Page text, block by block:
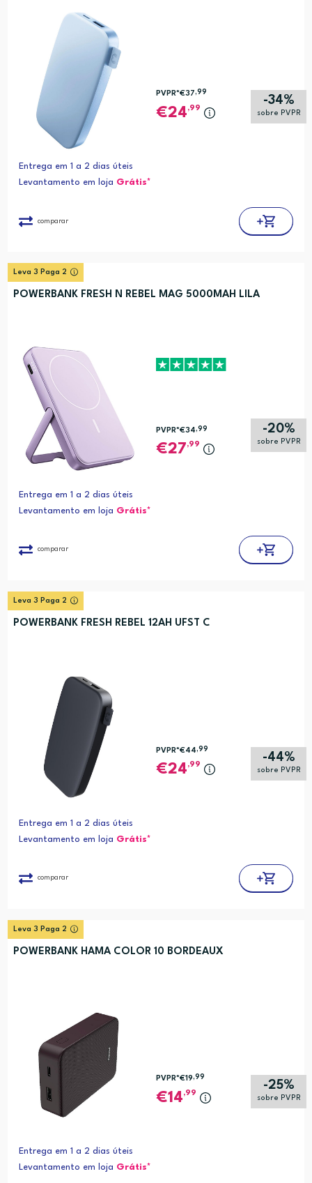
-34%
sobre PVPR
PVPR*€37,99
24,99
Entrega em 1 a 2 dias úteis
Levantamento em loja Grátis*
comparar
Leva 3 Paga 2
POWERBANK FRESH N REBEL MAG 5000MAH LILA
-20%
sobre PVPR
PVPR*€34,99
27,99
Entrega em 1 a 2 dias úteis
Levantamento em loja Grátis*
comparar
Leva 3 Paga 2
POWERBANK FRESH REBEL 12AH UFST C
-44%
sobre PVPR
PVPR*€44 ,99
24,99
Entrega em 1 a 2 dias úteis
Levantamento em loja Grátis*
comparar
Leva 3 Paga 2
POWERBANK HAMA COLOR 10 BORDEAUX
-25%
sobre PVPR
PVPR*€19,99
14,99
Entrega em 1 a 2 dias úteis
Levantamento em loja Grátis*